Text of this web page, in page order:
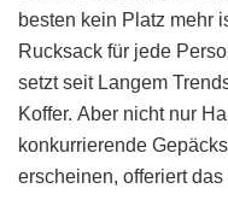
besten kein Platz mehr
Rucksack für jede
setzt seit Langem
Koffer. Aber nicht nur
konkurrierende
erscheinen, offeriert